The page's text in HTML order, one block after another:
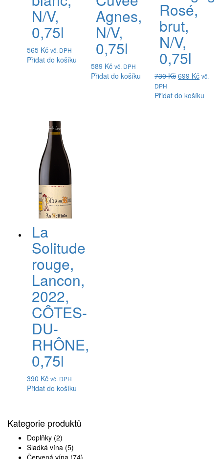
N/V,
0,75l
565 Kč vč. DPH
Přidat do košíku
Agnes,
N/V,
0,75l
589 Kč vč. DPH
Přidat do košíku
Rosé,
brut,
N/V,
0,75l
730Kč 699 Kč vč.
DPH
Přidat do košíku
La
Solitude
rouge,
Lancon,
2022,
CÔTES-
DU-
RHÔNE,
0,75l
390 Kč vč. DPH
Přidat do košíku
Kategorie produktů
Doplňky (2)
Sladká vína (5)